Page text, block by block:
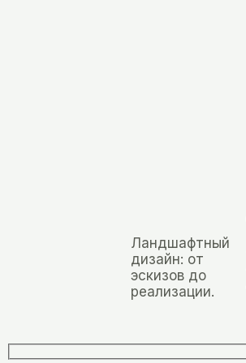
Ландшафтный
дизайн: от
эскизов до
реализации.